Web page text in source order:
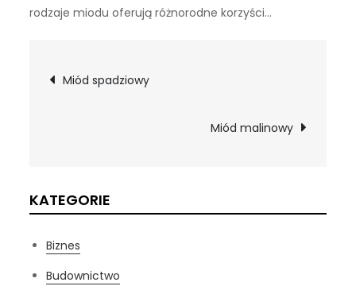
rodzaje miodu oferują różnorodne korzyści…
Nawigacja
Miód spadziowy
Miód malinowy
KATEGORIE
Biznes
Budownictwo